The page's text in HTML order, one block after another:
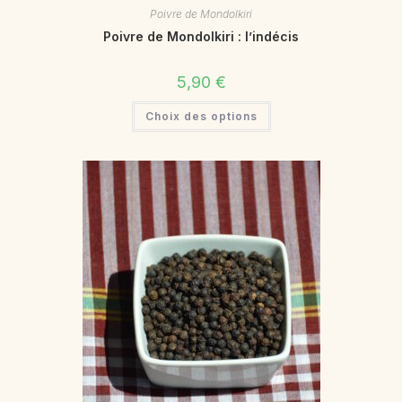
Poivre de Mondolkiri
Poivre de Mondolkiri : l’indécis
5,90 €
Choix des options
Ce
a
Les
options
peuvent
être
choisies
sur
la
page
du
produit